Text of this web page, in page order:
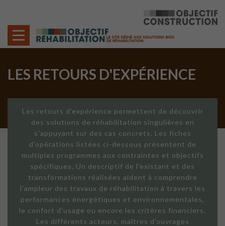
LES RETOURS D'EXPÉRIENCE
Les retours d'expérience permettent de découvrir
des solutions de réhabilitation singulières en
s'appuyant sur des cas concrets. Les fiches
d'opérations listées ci-dessous présentent de
multiples programmes aux contraintes et objectifs
spécifiques. Un descriptif de l'existant et des
transformations réalisées aident à comprendre
l'ampleur des travaux de réhabilitation à travers les
performances énergétiques et environnementales,
le confort d'usage ou encore les critères financiers.
Les différents acteurs, maîtres d'ouvrages